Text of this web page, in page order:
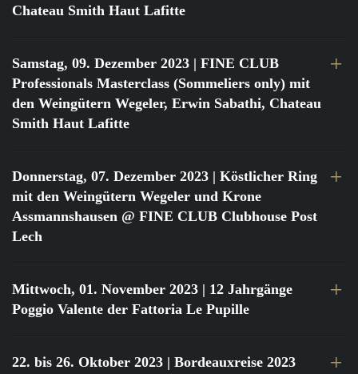
Chateau Smith Haut Lafitte
Samstag, 09. Dezember 2023 | FINE CLUB
Professionals Masterclass (Sommeliers only) mit
den Weingütern Wegeler, Erwin Sabathi, Chateau
Smith Haut Lafitte
Donnerstag, 07. Dezember 2023 | Köstlicher Ring
mit den Weingütern Wegeler und Krone
Assmannshausen @ FINE CLUB Clubhouse Post
Lech
Mittwoch, 01. November 2023 | 12 Jahrgänge
Poggio Valente der Fattoria Le Pupille
22. bis 26. Oktober 2023 | Bordeauxreise 2023